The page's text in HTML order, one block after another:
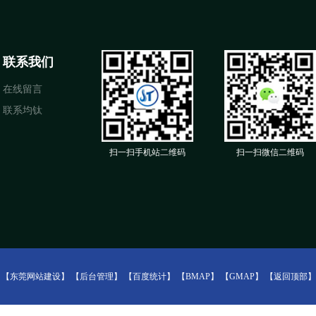
联系我们
在线留言
联系均钛
扫一扫手机站二维码 扫一扫微信二维码
【东莞网站建设】 【后台管理】 【百度统计】 【BMAP】 【GMAP】 【返回顶部】